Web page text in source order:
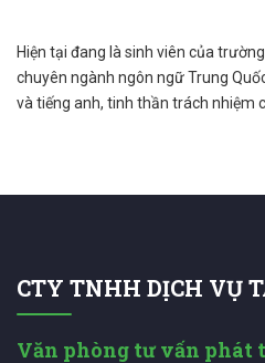
Hiện tại đang là sinh viên của
chuyên ngành ngôn ngữ Trung
và tiếng anh, tinh thần trách nhiệm
CTY TNHH DỊCH VỤ
Văn phòng tư vấn phát